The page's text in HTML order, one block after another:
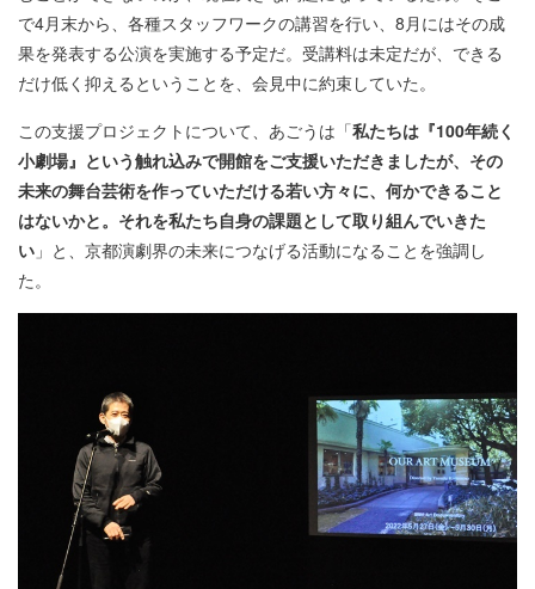
で4月末から、各種スタッフワークの講習を行い、8月にはその成
果を発表する公演を実施する予定だ。受講料は未定だが、できる
だけ低く抑えるということを、会見中に約束していた。
この支援プロジェクトについて、あごうは「私たちは『100年続く
小劇場』という触れ込みで開館をご支援いただきましたが、その
未来の舞台芸術を作っていただける若い方々に、何かできること
はないかと。それを私たち自身の課題として取り組んでいきた
い 」と、京都演劇界の未来につなげる活動になることを強調し
た。